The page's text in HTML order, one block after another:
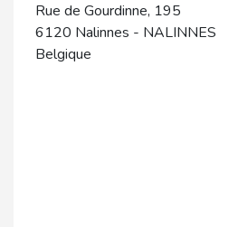
Rue de Gourdinne, 195
6120 Nalinnes - NALINNES
Belgique